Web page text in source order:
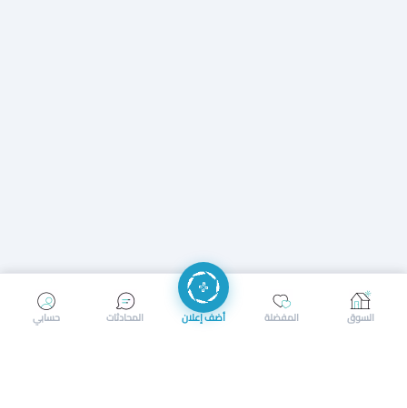
إرسال رسالة إجراء مكالمة
حسابي المحادثات أضف إعلان المفضلة السوق